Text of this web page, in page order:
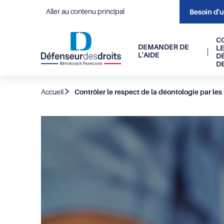
Aller au contenu principal Besoin
DEMANDER DE
L'AIDE
LE
Fil
Accueil Contrôler le respect de la déontologie par